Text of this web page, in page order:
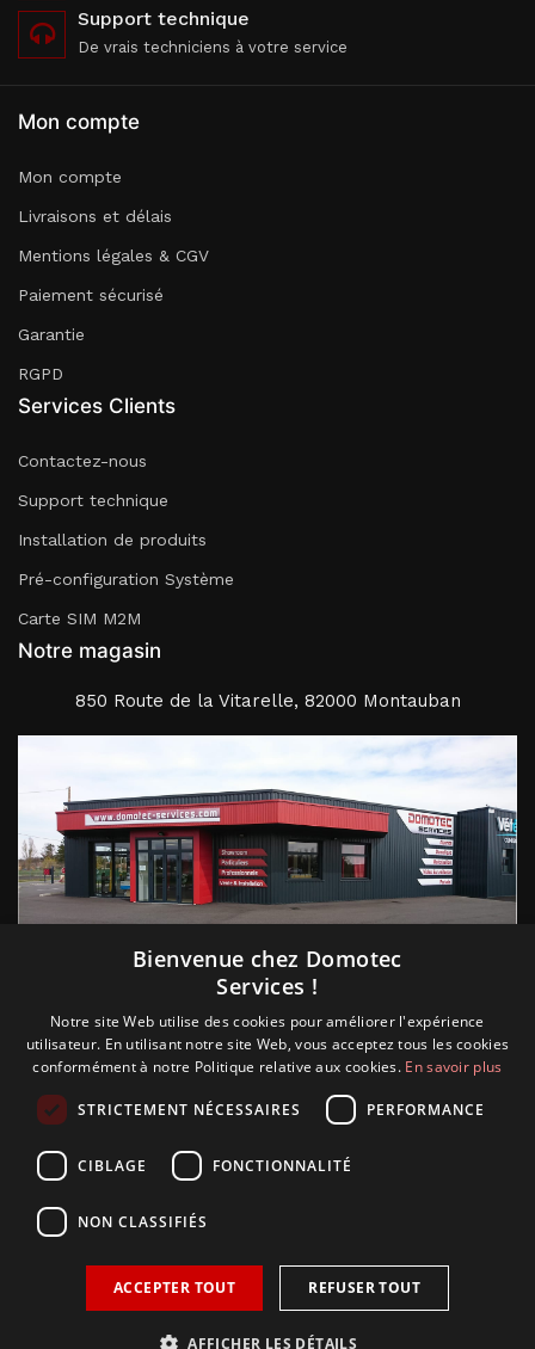
Support technique
De vrais techniciens à votre service
Mon compte
Mon compte
Livraisons et délais
Mentions légales & CGV
Paiement sécurisé
Garantie
RGPD
Services Clients
Contactez-nous
Support technique
Installation de produits
Pré-configuration Système
Carte SIM M2M
Notre magasin
850 Route de la Vitarelle, 82000 Montauban
Suivez nous
Bienvenue chez Domotec
Services !
Notre site Web utilise des cookies pour améliorer l'expérience
utilisateur. En utilisant notre site Web, vous acceptez tous les cookies
conformément à notre Politique relative aux cookies. En savoir plus
STRICTEMENT NÉCESSAIRES PERFORMANCE
CIBLAGE FONCTIONNALITÉ
NON CLASSIFIÉS
ACCEPTER TOUT REFUSER TOUT
AFFICHER LES DÉTAILS